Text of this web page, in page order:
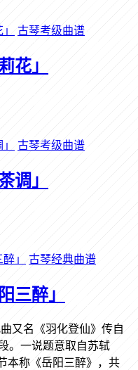
古琴考级曲谱
花」
古琴考级曲谱
调」
古琴经典曲谱
三醉」
又名《羽化登仙》传自
。一说题意取自苏轼
本称《岳阳三醉》，共